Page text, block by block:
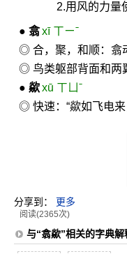
2.用风的力量
● 翕xī ㄒㄧˉ
◎ 合，聚，和顺：翕
◎ 鸟类躯部背面和两
● 歘xū ㄒㄩˉ
◎ 快速：“歘如飞电
分享到： 更多
阅读(2365次)
与“翕歘”相关的字典解